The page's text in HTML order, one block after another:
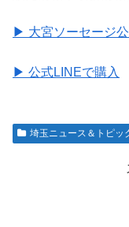
▶ 大宮ソーセージ
▶ 公式LINEで購入
埼玉ニュース＆トピッ